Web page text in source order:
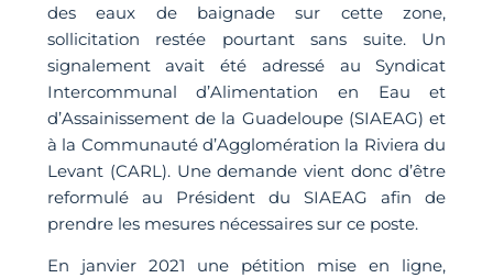
des eaux de baignade sur cette zone,
sollicitation restée pourtant sans suite. Un
signalement avait été adressé au Syndicat
Intercommunal d’Alimentation en Eau et
d’Assainissement de la Guadeloupe (SIAEAG) et
à la Communauté d’Agglomération la Riviera du
Levant (CARL). Une demande vient donc d’être
reformulé au Président du SIAEAG afin de
prendre les mesures nécessaires sur ce poste.
En janvier 2021 une pétition mise en ligne,